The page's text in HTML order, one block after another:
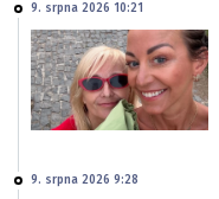
9. srpna 2026 10:21
9. srpna 2026 9:28